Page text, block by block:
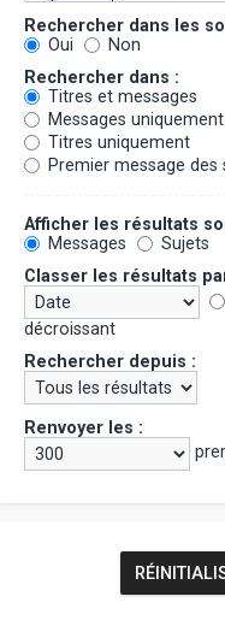
Rechercher dans les
Oui
Non
Rechercher dans :
Titres et messages
Messages uniquement
Titres uniquement
Premier message
Afficher les résultats
Messages
Sujets
Classer les résultats
décroissant
Rechercher depuis :
Renvoyer les :